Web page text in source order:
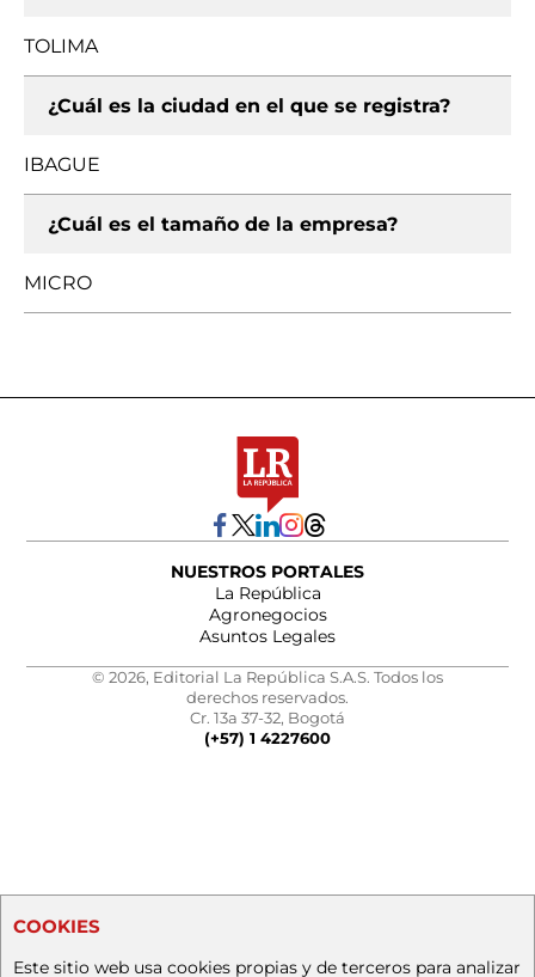
TOLIMA
¿Cuál es la ciudad en el que se registra?
IBAGUE
¿Cuál es el tamaño de la empresa?
MICRO
NUESTROS PORTALES
La República
Agronegocios
Asuntos Legales
© 2026, Editorial La República S.A.S. Todos los
derechos reservados.
Cr. 13a 37-32, Bogotá
(+57) 1 4227600
COOKIES
Este sitio web usa cookies propias y de terceros para analizar